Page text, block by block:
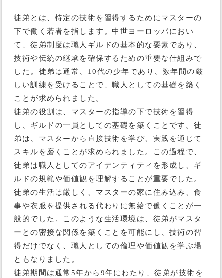
徒弟とは、特定の技術を習得するためにマスターの
下で働く若者を指します。中世ヨーロッパにおい
て、徒弟制度は職人ギルドの基本的な要素であり、
技術や伝統の継承を確保するための重要な仕組みで
した。徒弟は通常、10代の少年であり、数年間の厳
しい訓練を受けることで、職人としての基礎を築く
ことが求められました。
徒弟の役割は、マスターの指導の下で技術を習得
し、ギルドの一員としての基礎を築くことです。徒
弟は、マスターから直接技術を学び、実践を通じて
スキルを磨くことが求められました。この過程で、
徒弟は職人としてのアイデンティティを形成し、ギ
ルドの規範や価値観を理解することが重要でした。
徒弟の生活は厳しく、マスターの家に住み込み、食
事や衣服を提供される代わりに無給で働くことが一
般的でした。このような生活環境は、徒弟がマスタ
ーとの密接な関係を築くことを可能にし、技術の習
得だけでなく、職人としての倫理や価値観を学ぶ場
ともなりました。
徒弟期間は通常5年から9年にわたり、徒弟が技術を